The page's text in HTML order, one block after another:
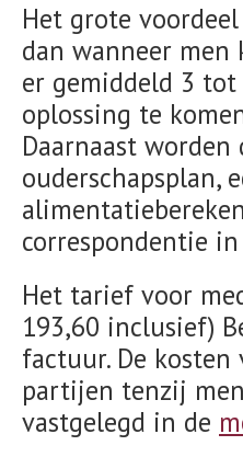
Het grote
dan wanneer
er gemiddeld 3
oplossing te
Daarnaast
ouderschapsplan,
correspondentie
Het tarief voor
193,60 inclusief)
factuur. De
partijen tenzij
vastgelegd in de